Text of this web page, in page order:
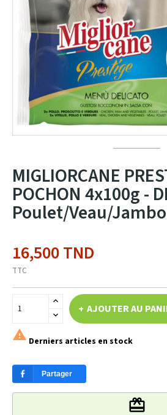
MIGLIORCANE
POCHON 4x100g -
Poulet/veau/
16,500 TND
TTC
AJOUTER AU
 Derniers articles en stock
Partager
redeem